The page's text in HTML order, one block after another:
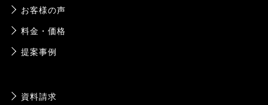
お客様の声
料金・価格
提案事例
資料請求